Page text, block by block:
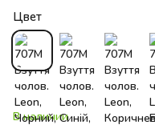
Цвет
В наличии